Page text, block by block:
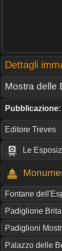
Dettagli
Mostra delle
Pubblicazione:
Editore Treves
Le
Fontane
Padiglione
Padiglioni
Palazzo delle